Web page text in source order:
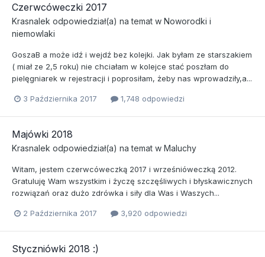
Czerwcóweczki 2017
Krasnalek odpowiedział(a) na temat w Noworodki i
niemowlaki
GoszaB a może idź i wejdź bez kolejki. Jak byłam ze starszakiem
( miał ze 2,5 roku) nie chciałam w kolejce stać poszłam do
pielęgniarek w rejestracji i poprosiłam, żeby nas wprowadziły,a...
3 Października 2017 1,748 odpowiedzi
Majówki 2018
Krasnalek odpowiedział(a) na temat w Maluchy
Witam, jestem czerwcóweczką 2017 i wrześnióweczką 2012.
Gratuluję Wam wszystkim i życzę szczęśliwych i błyskawicznych
rozwiązań oraz dużo zdrówka i siły dla Was i Waszych...
2 Października 2017 3,920 odpowiedzi
Styczniówki 2018 :)